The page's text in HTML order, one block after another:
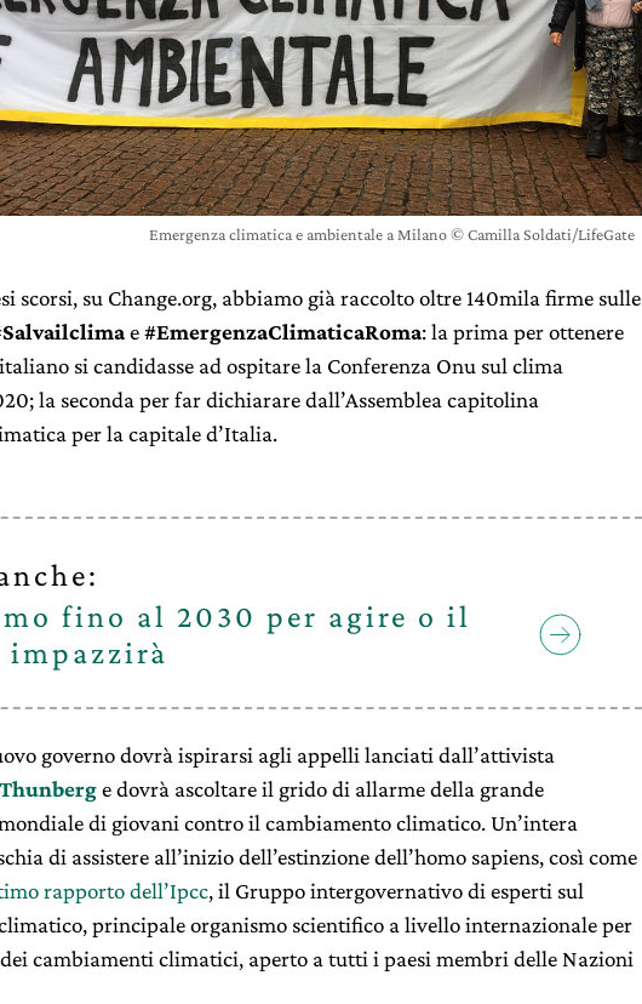
Emergenza climatica e ambientale a Milano © Camilla Soldati/LifeGate
scorsi, su Change.org, abbiamo già raccolto oltre 140mila firme sulle
e#EmergenzaClimaticaRoma: la prima per ottenere
si candidasse ad ospitare la Conferenza Onu sul clima
la seconda per far dichiarare dall’Assemblea capitolina
per la capitale d’Italia.
fino al 2030 per agire o il
impazzirà
governo dovrà ispirarsi agli appelli lanciati dall’attivista
e dovrà ascoltare il grido di allarme della grande
di giovani contro il cambiamento climatico. Un’intera
di assistere all’inizio dell’estinzione dell’homo sapiens, così come
rapporto dell’Ipcc, il Gruppo intergovernativo di esperti sul
principale organismo scientifico a livello internazionale per
cambiamenti climatici, aperto a tutti i paesi membri delle Nazioni